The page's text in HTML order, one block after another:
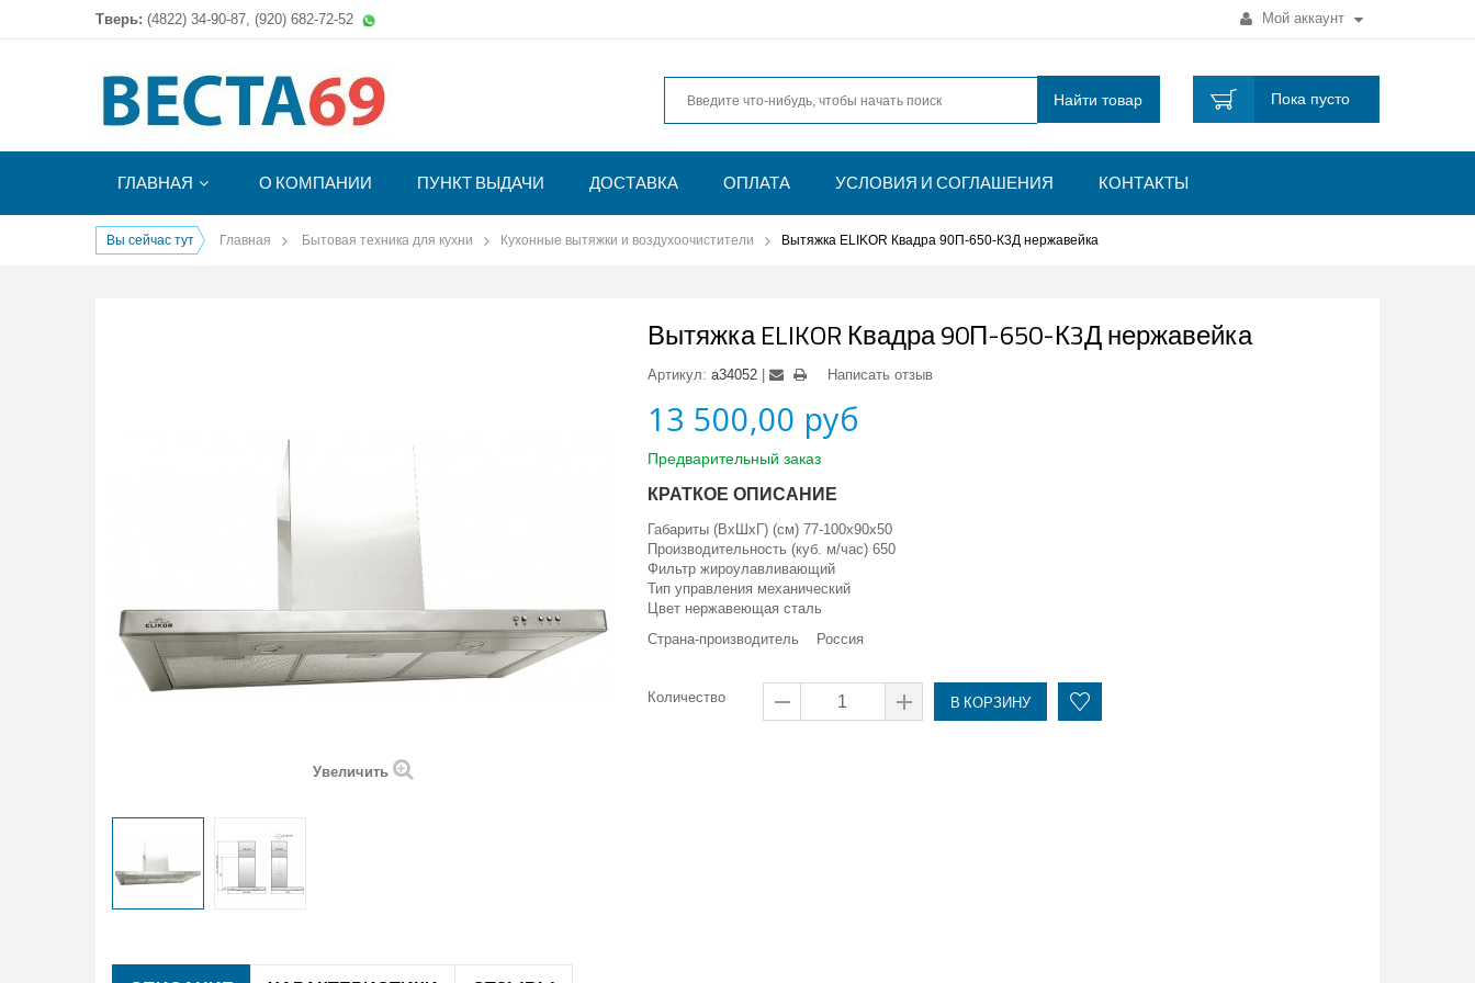
Тверь: (4822) 34-90-87, (920) 682-72-52 Мой аккаунт
Найти товар Пока пусто
ГЛАВНАЯ О КОМПАНИИ ПУНКТ ВЫДАЧИ ДОСТАВКА ОПЛАТА УСЛОВИЯ И СОГЛАШЕНИЯ КОНТАКТЫ
Вы сейчас тут Главная Бытовая техника для кухни Кухонные вытяжки и воздухоочистители Вытяжка ELIKOR Квадра 90П-650-К3Д нержавейка
Увеличить
Вытяжка ELIKOR Квадра 90П-650-К3Д нержавейка
Артикул: a34052 Написать отзыв
13 500,00 руб
Предварительный заказ
КРАТКОЕ ОПИСАНИЕ
Габариты (ВхШхГ) (см) 77-100x90x50
Производительность (куб. м/час) 650
Фильтр жироулавливающий
Тип управления механический
Цвет нержавеющая сталь
Страна-производитель Россия
Количество В КОРЗИНУ